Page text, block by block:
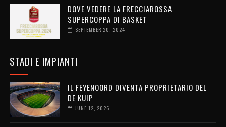
DOVE VEDERE LA FRECCIAROSSA
SUPERCOPPA DI BASKET
SEPTEMBER 20, 2024
STADI E IMPIANTI
IL FEYENOORD DIVENTA PROPRIETARIO DEL
DE KUIP
JUNE 12, 2026